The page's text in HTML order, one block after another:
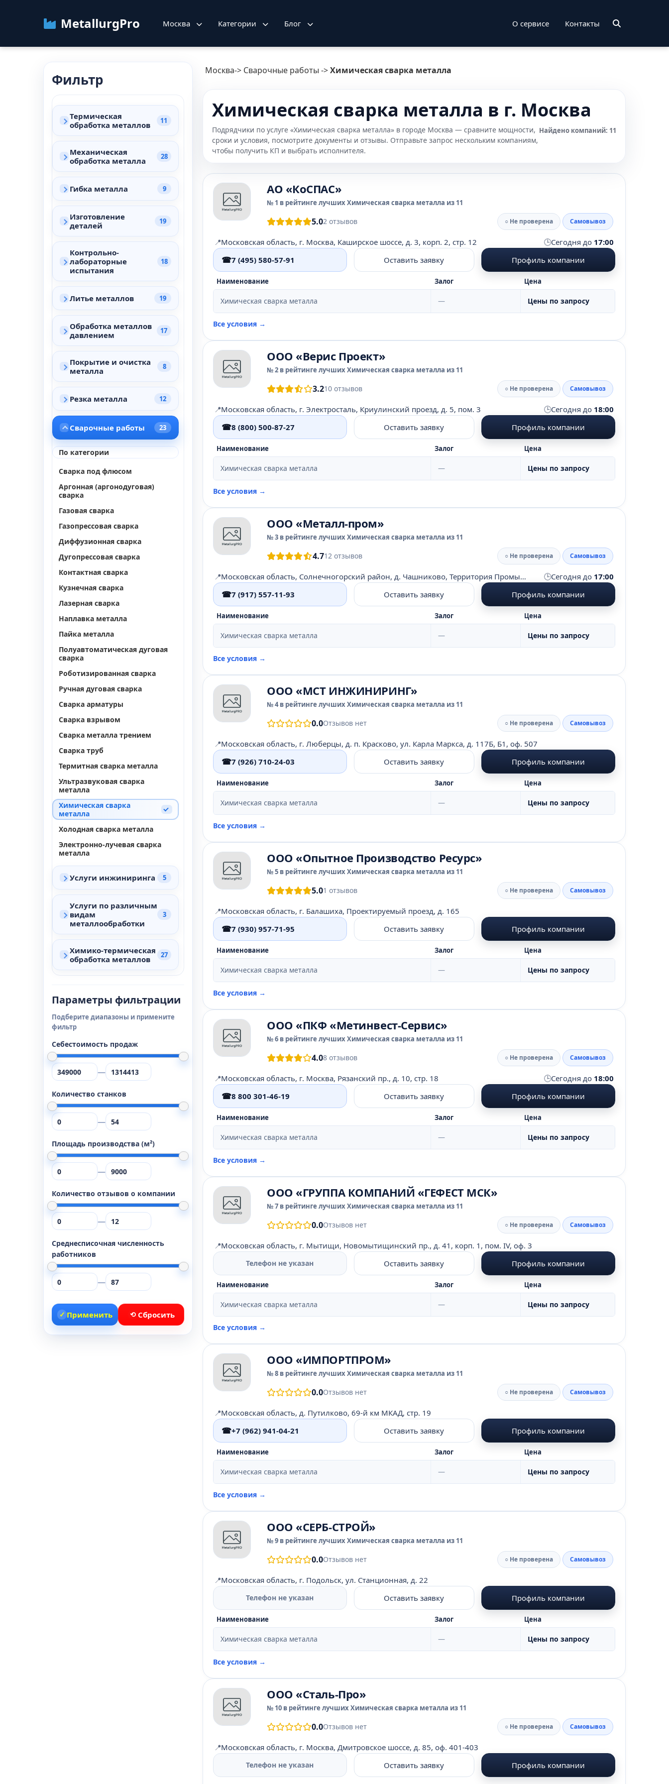
MetallurgPro Москва Категории Блог О сервисе Контакты
Фильтр
Термическая
обработка металлов
11
Механическая
обработка металла
28
Гибка металла 9
Изготовление
деталей
19
Контрольно-
лабораторные
испытания
18
Литье металлов 19
Обработка металлов
давлением
17
Покрытие и очистка
металла
8
Резка металла 12
Сварочные работы 23
По категории
Cварка под флюсом
Аргонная (аргонодуговая)
сварка
Газовая сварка
Газопрессовая сварка
Диффузионная сварка
Дугопрессовая сварка
Контактная сварка
Кузнечная сварка
Лазерная сварка
Наплавка металла
Пайка металла
Полуавтоматическая дуговая
сварка
Роботизированная сварка
Ручная дуговая сварка
Сварка арматуры
Сварка взрывом
Сварка металла трением
Сварка труб
Термитная сварка металла
Ультразвуковая сварка
металла
Химическая сварка
металла
Холодная сварка металла
Электронно-лучевая сварка
металла
Услуги инжиниринга 5
Услуги по различным
видам
металлообработки
3
Химико-термическая
обработка металлов
27
Параметры фильтрации
Подберите диапазоны и примените
фильтр
Себестоимость продаж
—
Количество станков
—
Площадь производства (м²)
—
Количество отзывов о компании
—
Среднесписочная численность
работников
—
✓ Применить ⟲ Сбросить
Москва-> Сварочные работы ->Химическая сварка металла
Химическая сварка металла в г. Москва
Подрядчики по услуге «Химическая сварка металла» в городе Москва — сравните мощности,
сроки и условия, посмотрите документы и отзывы. Отправьте запрос нескольким компаниям,
чтобы получить КП и выбрать исполнителя.
Найдено компаний: 11
АО «КоСПАС»
№ 1 в рейтинге лучших Химическая сварка металла из 11
5.02 отзывов ○ Не проверена Самовывоз
📍Московская область, г. Москва, Каширское шоссе, д. 3, корп. 2, стр. 12 🕒Сегодня до 17:00
☎7 (495) 580-57-91 Оставить заявку Профиль компании
Наименование Залог Цена
Химическая сварка металла — Цены по запросу
Все условия →
ООО «Верис Проект»
№ 2 в рейтинге лучших Химическая сварка металла из 11
3.210 отзывов ○ Не проверена Самовывоз
📍Московская область, г. Электросталь, Криулинский проезд, д. 5, пом. 3 🕒Сегодня до 18:00
☎8 (800) 500-87-27 Оставить заявку Профиль компании
Наименование Залог Цена
Химическая сварка металла — Цены по запросу
Все условия →
ООО «Металл-пром»
№ 3 в рейтинге лучших Химическая сварка металла из 11
4.712 отзывов ○ Не проверена Самовывоз
📍 Московская область, Солнечногорский район, д. Чашниково, Территория Промышленная зона Чашниково, стр. 1 🕒Сегодня до 17:00
☎7 (917) 557-11-93 Оставить заявку Профиль компании
Наименование Залог Цена
Химическая сварка металла — Цены по запросу
Все условия →
ООО «МСТ ИНЖИНИРИНГ»
№ 4 в рейтинге лучших Химическая сварка металла из 11
0.0Отзывов нет ○ Не проверена Самовывоз
📍Московская область, г. Люберцы, д. п. Красково, ул. Карла Маркса, д. 117Б, Б1, оф. 507
☎7 (926) 710-24-03 Оставить заявку Профиль компании
Наименование Залог Цена
Химическая сварка металла — Цены по запросу
Все условия →
ООО «Опытное Производство Ресурс»
№ 5 в рейтинге лучших Химическая сварка металла из 11
5.01 отзывов ○ Не проверена Самовывоз
📍Московская область, г. Балашиха, Проектируемый проезд, д. 165
☎7 (930) 957-71-95 Оставить заявку Профиль компании
Наименование Залог Цена
Химическая сварка металла — Цены по запросу
Все условия →
ООО «ПКФ «Метинвест-Сервис»
№ 6 в рейтинге лучших Химическая сварка металла из 11
4.08 отзывов ○ Не проверена Самовывоз
📍Московская область, г. Москва, Рязанский пр., д. 10, стр. 18 🕒Сегодня до 18:00
☎8 800 301-46-19 Оставить заявку Профиль компании
Наименование Залог Цена
Химическая сварка металла — Цены по запросу
Все условия →
ООО «ГРУППА КОМПАНИЙ «ГЕФЕСТ МСК»
№ 7 в рейтинге лучших Химическая сварка металла из 11
0.0Отзывов нет ○ Не проверена Самовывоз
📍Московская область, г. Мытищи, Новомытищинский пр., д. 41, корп. 1, пом. IV, оф. 3
Телефон не указан Оставить заявку Профиль компании
Наименование Залог Цена
Химическая сварка металла — Цены по запросу
Все условия →
ООО «ИМПОРТПРОМ»
№ 8 в рейтинге лучших Химическая сварка металла из 11
0.0Отзывов нет ○ Не проверена Самовывоз
📍Московская область, д. Путилково, 69-й км МКАД, стр. 19
☎+7 (962) 941-04-21 Оставить заявку Профиль компании
Наименование Залог Цена
Химическая сварка металла — Цены по запросу
Все условия →
ООО «СЕРБ-СТРОЙ»
№ 9 в рейтинге лучших Химическая сварка металла из 11
0.0Отзывов нет ○ Не проверена Самовывоз
📍Московская область, г. Подольск, ул. Станционная, д. 22
Телефон не указан Оставить заявку Профиль компании
Наименование Залог Цена
Химическая сварка металла — Цены по запросу
Все условия →
ООО «Сталь-Про»
№ 10 в рейтинге лучших Химическая сварка металла из 11
0.0Отзывов нет ○ Не проверена Самовывоз
📍Московская область, г. Москва, Дмитровское шоссе, д. 85, оф. 401-403
Телефон не указан Оставить заявку Профиль компании